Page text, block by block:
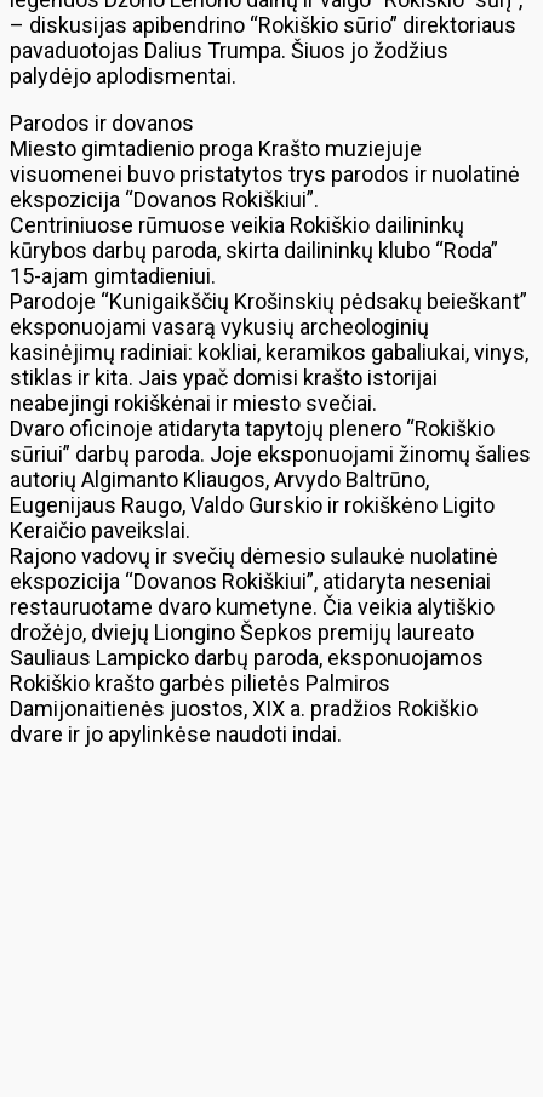
– diskusijas apibendrino “Rokiškio sūrio” direktoriaus
pavaduotojas Dalius Trumpa. Šiuos jo žodžius
palydėjo aplodismentai.
Parodos ir dovanos
Miesto gimtadienio proga Krašto muziejuje
visuomenei buvo pristatytos trys parodos ir nuolatinė
ekspozicija “Dovanos Rokiškiui”.
Centriniuose rūmuose veikia Rokiškio dailininkų
kūrybos darbų paroda, skirta dailininkų klubo “Roda”
15-ajam gimtadieniui.
Parodoje “Kunigaikščių Krošinskių pėdsakų beieškant”
eksponuojami vasarą vykusių archeologinių
kasinėjimų radiniai: kokliai, keramikos gabaliukai, vinys,
stiklas ir kita. Jais ypač domisi krašto istorijai
neabejingi rokiškėnai ir miesto svečiai.
Dvaro oficinoje atidaryta tapytojų plenero “Rokiškio
sūriui” darbų paroda. Joje eksponuojami žinomų šalies
autorių Algimanto Kliaugos, Arvydo Baltrūno,
Eugenijaus Raugo, Valdo Gurskio ir rokiškėno Ligito
Keraičio paveikslai.
Rajono vadovų ir svečių dėmesio sulaukė nuolatinė
ekspozicija “Dovanos Rokiškiui”, atidaryta neseniai
restauruotame dvaro kumetyne. Čia veikia alytiškio
drožėjo, dviejų Liongino Šepkos premijų laureato
Sauliaus Lampicko darbų paroda, eksponuojamos
Rokiškio krašto garbės pilietės Palmiros
Damijonaitienės juostos, XIX a. pradžios Rokiškio
dvare ir jo apylinkėse naudoti indai.